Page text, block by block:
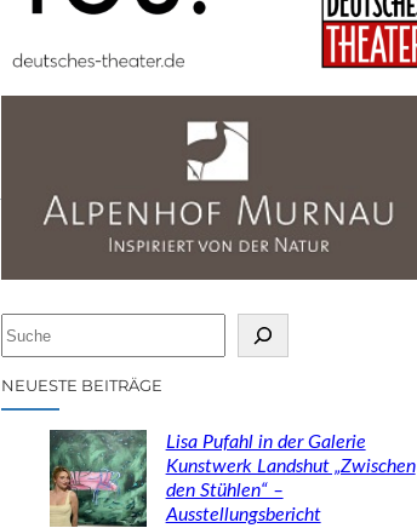
S
u
c
h
NEUESTE BEITRÄGE
Lisa Pufahl in der Galerie
Kunstwerk Landshut „Zwischen
den Stühlen“ –
Ausstellungsbericht